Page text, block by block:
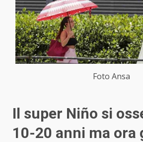
Foto Ansa
Il super Niño si
10-20 anni ma ora